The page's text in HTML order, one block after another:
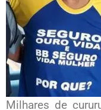
Milhares de